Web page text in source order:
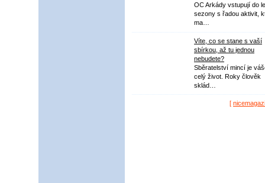
OC Arkády vstupují do
sezony s řadou aktivit,
ma…
Víte, co se stane s vaší
sbírkou, až tu jednou
nebudete?
Sběratelství mincí je
celý život. Roky člověk
sklád…
[